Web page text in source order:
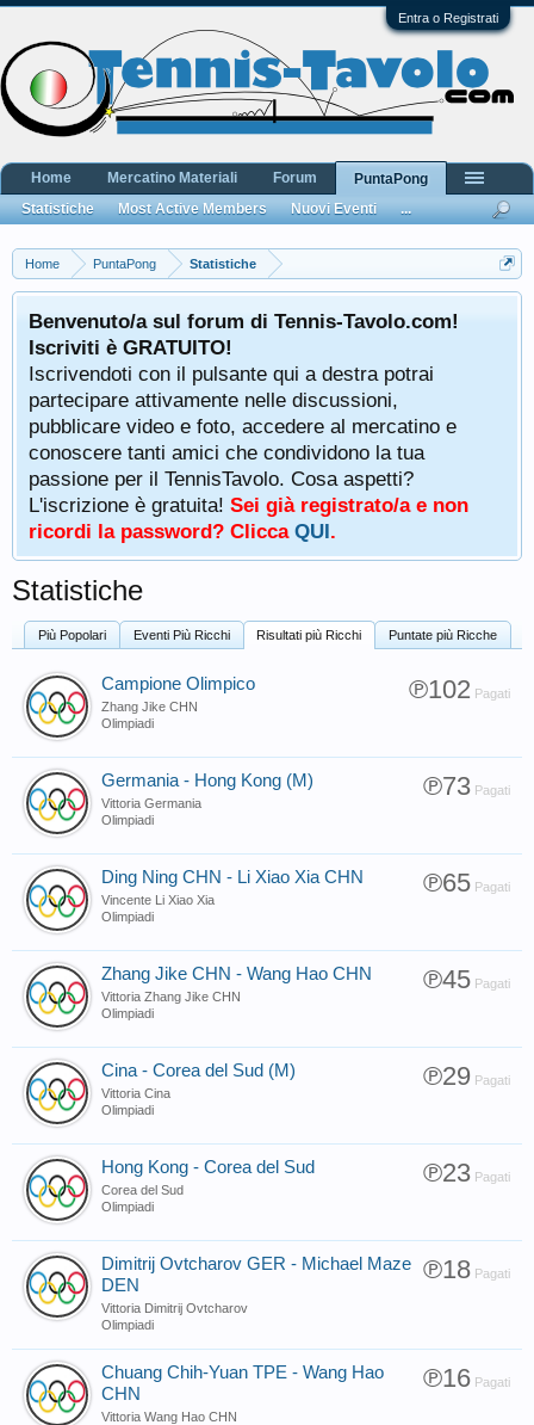
Entra o Registrati
Home PuntaPong Statistiche
Benvenuto/a sul forum di Tennis-Tavolo.com!
Iscriviti è GRATUITO!
Iscrivendoti con il pulsante qui a destra potrai
partecipare attivamente nelle discussioni,
pubblicare video e foto, accedere al mercatino e
conoscere tanti amici che condividono la tua
passione per il TennisTavolo. Cosa aspetti?
L'iscrizione è gratuita! Sei già registrato/a e non
ricordi la password? Clicca QUI.
Statistiche
Più Popolari Eventi Più Ricchi Risultati più Ricchi Puntate più Ricche
℗102 Pagati
Campione Olimpico
Zhang Jike CHN
Olimpiadi
℗73 Pagati
Germania - Hong Kong (M)
Vittoria Germania
Olimpiadi
℗65 Pagati
Ding Ning CHN - Li Xiao Xia CHN
Vincente Li Xiao Xia
Olimpiadi
℗45 Pagati
Zhang Jike CHN - Wang Hao CHN
Vittoria Zhang Jike CHN
Olimpiadi
℗29 Pagati
Cina - Corea del Sud (M)
Vittoria Cina
Olimpiadi
℗23 Pagati
Hong Kong - Corea del Sud
Corea del Sud
Olimpiadi
℗18 Pagati
Dimitrij Ovtcharov GER - Michael Maze
DEN
Vittoria Dimitrij Ovtcharov
Olimpiadi
℗16 Pagati
Chuang Chih-Yuan TPE - Wang Hao
CHN
Vittoria Wang Hao CHN
Home Mercatino Materiali Forum
PuntaPong
Statistiche
Most Active Members Nuovi Eventi ...